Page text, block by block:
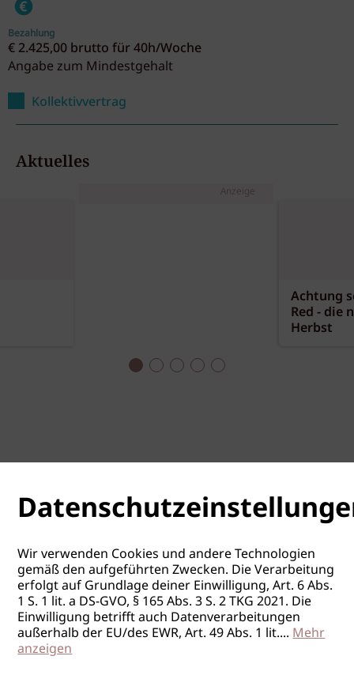
Bezahlung
€ 2.425,00 brutto für 40h/Woche
Angabe zum Mindestgehalt
Kollektivvertrag
Aktuelles
Anzeige
Achtung
Red - die
Herbst
Wir verwenden Cookies und andere Technologien
gemäß den aufgeführten Zwecken. Die Verarbeitung
erfolgt auf Grundlage deiner Einwilligung, Art. 6 Abs.
1 S. 1 lit. a DS-GVO, § 165 Abs. 3 S. 2 TKG 2021. Die
Einwilligung betrifft auch Datenverarbeitungen
außerhalb der EU/des EWR, Art. 49 Abs. 1 lit....Mehr
anzeigen